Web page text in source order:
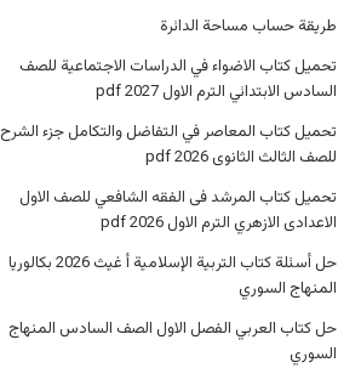
طريقة حساب مساحة الدائرة
تحميل كتاب الاضواء في الدراسات الاجتماعية للصف
السادس الابتدائي الترم الاول 2027 pdf
تحميل كتاب المعاصر في التفاضل والتكامل جزء الشرح
للصف الثالث الثانوى 2026 pdf
تحميل كتاب المرشد فى الفقه الشافعي للصف الاول
الاعدادى الازهري الترم الاول 2026 pdf
حل أسئلة كتاب التربية الإسلامية أ غيث 2026 بكالوريا
المنهاج السوري
حل كتاب العربي الفصل الاول الصف السادس المنهاج
السوري